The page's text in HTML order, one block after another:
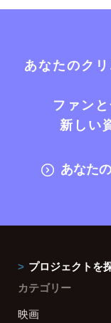
あなたのク
ファン
新しい
あなた
プロジェクトを
カテゴリー
映画